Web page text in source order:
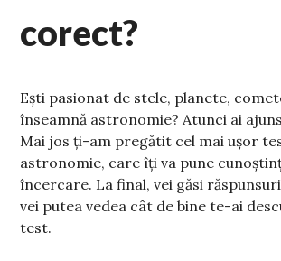
corect?
Ești pasionat de stele, planete,
înseamnă astronomie? Atunci ai
Mai jos ți-am pregătit cel mai ușor
astronomie, care îți va pune
încercare. La final, vei găsi
vei putea vedea cât de bine te-ai
test.